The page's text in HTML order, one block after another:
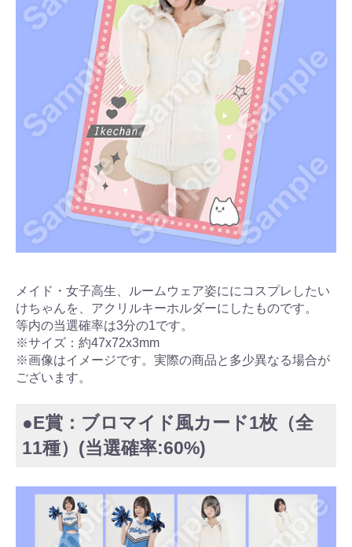
メイド・女子高生、ルームウェア姿ににコスプレしたい
けちゃんを、アクリルキーホルダーにしたものです。
等内の当選確率は3分の1です。
※サイズ：約47x72x3mm
※画像はイメージです。実際の商品と多少異なる場合が
ございます。
●E賞：ブロマイド風カード1枚（全
11種）(当選確率:60%)